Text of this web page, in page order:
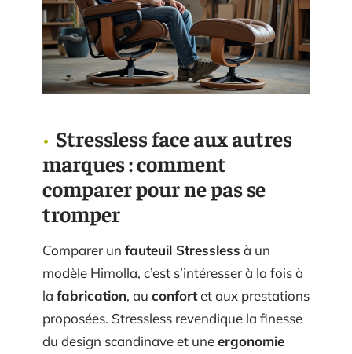
Stressless face aux autres
marques : comment
comparer pour ne pas se
tromper
Comparer un fauteuil Stressless à un
modèle Himolla, c’est s’intéresser à la fois à
la fabrication, au confortet aux prestations
proposées. Stressless revendique la finesse
du design scandinave et uneergonomie